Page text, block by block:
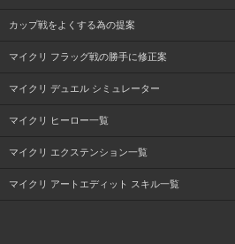
カップ戦をよくする為の提案
マイクリ フラッグ戦の勝手に修正案
マイクリ デュエル シミュレーター
マイクリ ヒーロー一覧
マイクリ エクステンション一覧
マイクリ アートエディット スキル一覧